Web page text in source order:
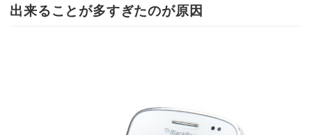
出来ることが多すぎたのが原因